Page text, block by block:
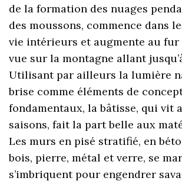
de la formation des nuages
des moussons, commence dans
vie intérieurs et augmente au fur
vue sur la montagne allant
Utilisant par ailleurs la lumière
brise comme éléments de
fondamentaux, la bâtisse, qui vit
saisons, fait la part belle aux
Les murs en pisé stratifié, en
bois, pierre, métal et verre, se
s’imbriquent pour engendrer